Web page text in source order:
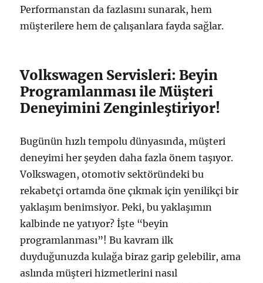
Performanstan da fazlasını sunarak, hem
müşterilere hem de çalışanlara fayda sağlar.
Volkswagen Servisleri: Beyin
Programlanması ile Müşteri
Deneyimini Zenginleştiriyor!
Bugünün hızlı tempolu dünyasında, müşteri
deneyimi her şeyden daha fazla önem taşıyor.
Volkswagen, otomotiv sektöründeki bu
rekabetçi ortamda öne çıkmak için yenilikçi bir
yaklaşım benimsiyor. Peki, bu yaklaşımın
kalbinde ne yatıyor? İşte “beyin
programlanması”! Bu kavram ilk
duyduğunuzda kulağa biraz garip gelebilir, ama
aslında müşteri hizmetlerini nasıl